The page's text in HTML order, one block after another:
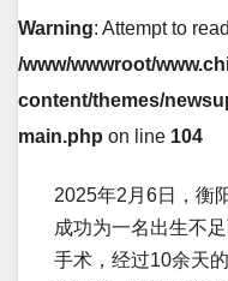
Warning: Attempt to
/www/wwwroot/
content/themes/
main.php on line 104
2025年2月6日，衡
成功为一名出生不
手术，经过10余天